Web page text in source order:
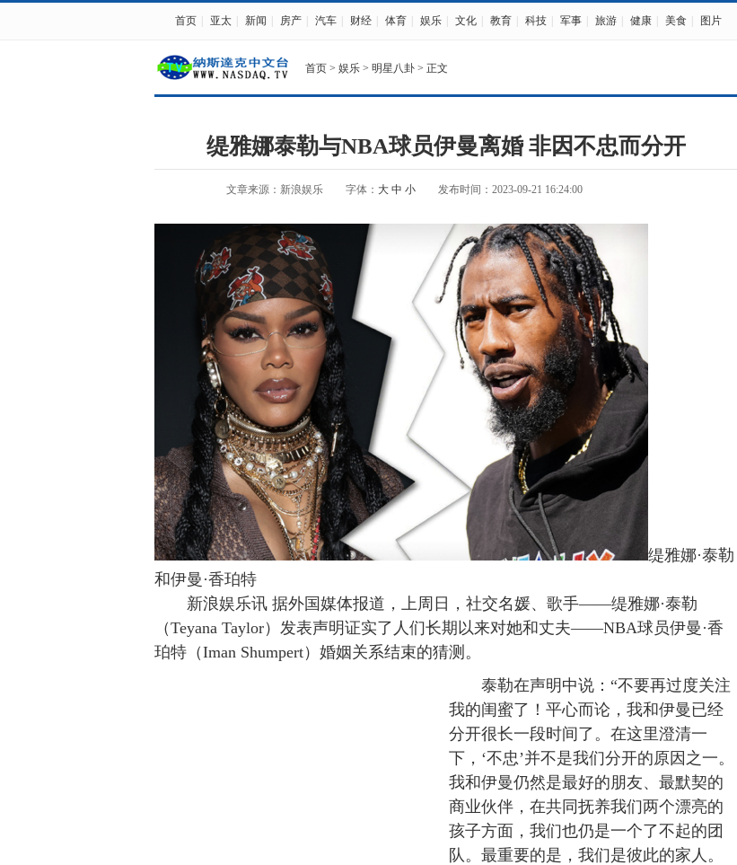
首页 亚太 新闻 房产 汽车 财经 体育 娱乐 文化 教育 科技 军事 旅游 健康 美食 图片
首页 > 娱乐 > 明星八卦 > 正文
缇雅娜泰勒与NBA球员伊曼离婚 非因不忠而分开
文章来源：新浪娱乐 字体： 大 中 小 发布时间：2023-09-21 16:24:00
缇雅娜·泰勒
和伊曼·香珀特
新浪娱乐讯 据外国媒体报道，上周日，社交名媛、歌手——缇雅娜·泰勒
（Teyana Taylor）发表声明证实了人们长期以来对她和丈夫——NBA球员伊曼·香
珀特（Iman Shumpert）婚姻关系结束的猜测。
泰勒在声明中说：“不要再过度关注
我的闺蜜了！平心而论，我和伊曼已经
分开很长一段时间了。在这里澄清一
下，‘不忠’并不是我们分开的原因之一。
我和伊曼仍然是最好的朋友、最默契的
商业伙伴，在共同抚养我们两个漂亮的
孩子方面，我们也仍是一个了不起的团
队。最重要的是，我们是彼此的家人。